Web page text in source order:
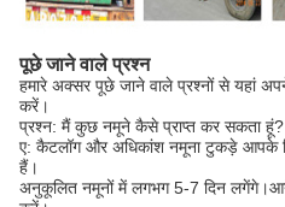
पूछे जाने वाले प्रश्न
हमारे अक्सर पूछे जाने वाले प्रश्नों से यहां
करें।
प्रश्न: मैं कुछ नमूने कैसे प्राप्त कर सकता हूं?
ए: कैटलॉग और अधिकांश नमूना टुकड़े आपके
हैं।
अनुकूलित नमूनों में लगभग 5-7 दिन